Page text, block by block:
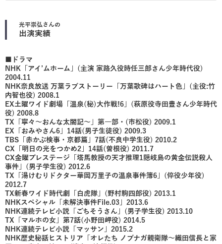
光平崇弘さんの
出演実績
■ドラマ
NHK「アイ’ムホーム」(主演 家路久役時任三郎さん少年時代役)
2004.11
NHK奈良放送 万葉ラブストーリー「万葉歌碑はハート色」(主役:竹
内智也役) 2008.1
EX土曜ワイド劇場「温泉(秘)大作戦!6」(萩原役寺田豊さん少年時代
役) 2008.8
TX「寧々～おんな太閤記～」第一部・(市松役) 2009.1
EX「おみやさん6」14話(男子生徒役) 2009.3
TBS「赤かぶ検事・京都篇」7話(不良中学生役) 2010.2
CX「明日の光をつかめ2」14話(曽根役) 2011.7
CX金曜プレステージ「塔馬教授の天才推理1隠岐島の黄金伝説殺人
事件」(男子学生役) 2012.6
TX「湯けむりドクター華岡万里子の温泉事件簿6」(倅役少年役)
2012.7
TX新春ワイド時代劇「白虎隊」(野村駒四郎役) 2013.1
NHKスペシャル「未解決事件File.03」2013.6
NHK連続テレビ小説「ごちそうさん」(男子学生役) 2013.10
TX「マルホの女」第7話(小野田岬役) 2014.5
NHK連続テレビ小説「マッサン」2015.2
NHK歴史秘話ヒストリア「オレたち ノブナガ親衛隊～織田信長と家